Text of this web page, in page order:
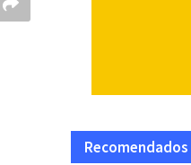
Recomendados